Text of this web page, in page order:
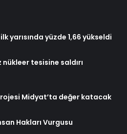
yarısında yüzde 1,66 yükseldi
tesisine saldırı
Midyat’ta değer katacak
Hakları Vurgusu